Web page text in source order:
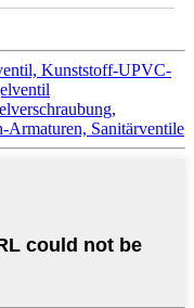
Kunststoff-UPVC-
Armaturen, Sanitärventile